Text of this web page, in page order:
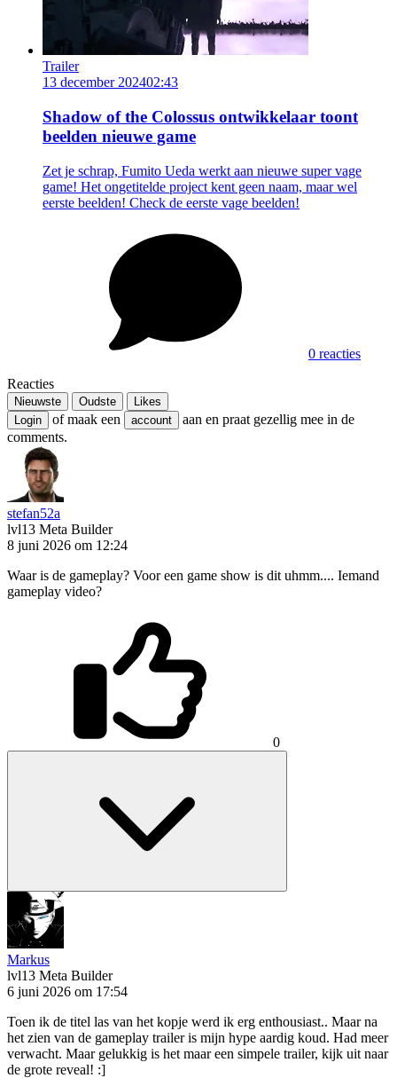
Trailer
13 december 202402:43
Shadow of the Colossus ontwikkelaar toont
beelden nieuwe game
Zet je schrap, Fumito Ueda werkt aan nieuwe super vage
game! Het ongetitelde project kent geen naam, maar wel
eerste beelden! Check de eerste vage beelden!
0 reacties
Reacties
Nieuwste Oudste
Likes
Login
of maak een account
aan en praat gezellig mee in de
comments.
stefan52a
lvl13 Meta Builder
8 juni 2026 om 12:24
Waar is de gameplay? Voor een game show is dit uhmm.... Iemand
gameplay video?
0
Markus
lvl13 Meta Builder
6 juni 2026 om 17:54
Toen ik de titel las van het kopje werd ik erg enthousiast.. Maar na
het zien van de gameplay trailer is mijn hype aardig koud. Had meer
verwacht. Maar gelukkig is het maar een simpele trailer, kijk uit naar
de grote reveal! :]